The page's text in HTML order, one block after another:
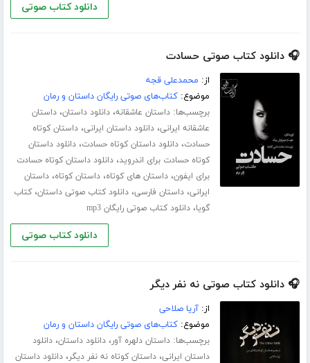
دانلود کتاب صوتی
🎧 دانلود کتاب صوتی حسادت
از: محمدعلی قجه
موضوع:کتاب‌های صوتی رایگان داستان و رمان
برچسب‌ها:داستان عاشقانه،دانلود داستان،داستان
عاشقانه ایرانی،دانلود داستان ایرانی،داستان کوتاه
حسادت،دانلود داستان کوتاه حسادت،دانلود داستان
کوتاه حسادت برای اندروید،دانلود داستان کوتاه حسادت
برای ایفون،داستان های کوتاه،داستان کوتاه،داستان
ایرانی،داستان فارسی،دانلود کتاب صوتی داستان،کتاب
گویا،دانلود کتاب صوتی رایگان mp3
دانلود کتاب صوتی
🎧 دانلود کتاب صوتی نه نفر دیگر
از:آریا صلاحی
موضوع:کتاب‌های صوتی رایگان داستان و رمان
برچسب‌ها:داستان دلهره آور،دانلود داستان،دانلود
داستان ایرانی،داستان کوتاه نه نفر دیگر،دانلود داستان